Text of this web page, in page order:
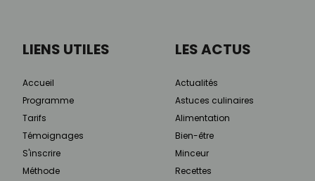
LIENS UTILES
Accueil
Programme
Tarifs
Témoignages
S'inscrire
Méthode
LES ACTUS
Actualités
Astuces culinaires
Alimentation
Bien-être
Minceur
Recettes